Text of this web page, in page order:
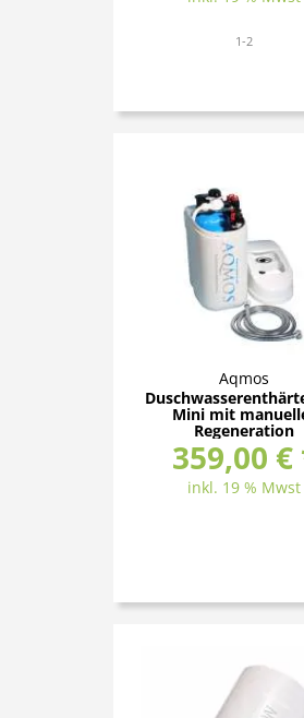
1-2
Aqmos
Mini mit
Regeneration
359,00 €
inkl. 19 % Mwst